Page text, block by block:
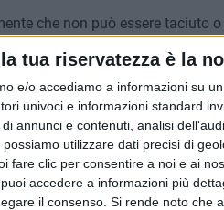
tua riservatezza è la
e/o accediamo a informazioni su
univoci e informazioni standard
annunci e contenuti, analisi
utilizzare dati precisi di
fare clic per consentire a noi e ai
accedere a informazioni più
il consenso. Si rende noto che
che non può essere taciuto
non reale del
arco di tempo anch'esso errato di
sarebbero stati 68500, al
l'attuale amministrazione a
in favore dei lottizzanti o in